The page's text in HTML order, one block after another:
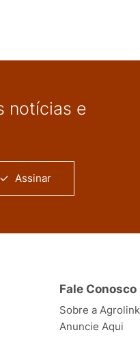
notícias e
Assinar
Fale Conosco
Sobre a Agrolink
Anuncie Aqui